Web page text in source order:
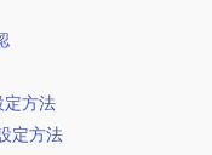
定方法
定方法